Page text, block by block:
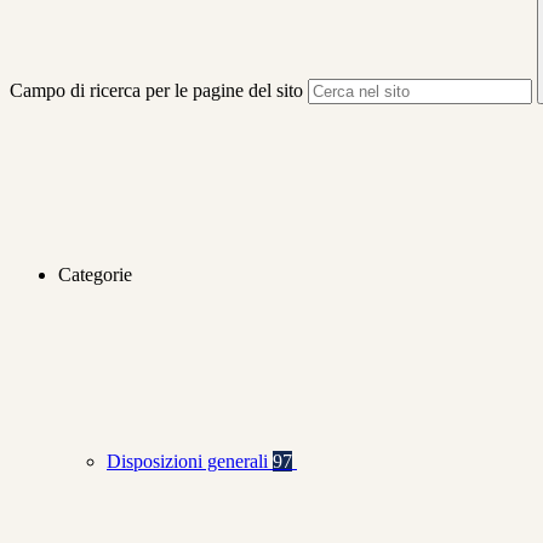
Campo di ricerca per le pagine del sito
Categorie
Disposizioni generali 97